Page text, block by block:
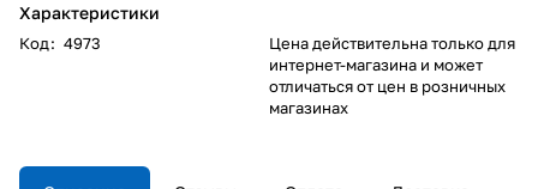
Характеристики
Код: 4973
Цена действительна только для
интернет-магазина и может
отличаться от цен в розничных
магазинах